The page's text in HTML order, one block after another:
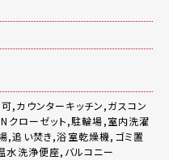
,カウンターキッチン,ガスコン
クローゼット,駐輪場,室内洗濯
,追い焚き,浴室乾燥機,ゴミ置
水洗浄便座,バルコニー